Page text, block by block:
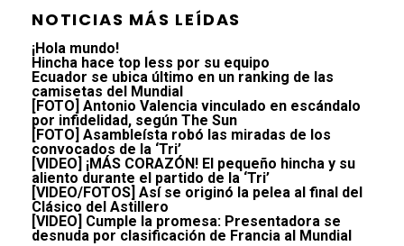
NOTICIAS MÁS LEÍDAS
¡Hola mundo!
Hincha hace top less por su equipo
Ecuador se ubica último en un ranking de las
camisetas del Mundial
[FOTO] Antonio Valencia vinculado en escándalo
por infidelidad, según The Sun
[FOTO] Asambleísta robó las miradas de los
convocados de la ‘Tri’
[VIDEO] ¡MÁS CORAZÓN! El pequeño hincha y su
aliento durante el partido de la ‘Tri’
[VIDEO/FOTOS] Así se originó la pelea al final del
Clásico del Astillero
[VIDEO] Cumple la promesa: Presentadora se
desnuda por clasificación de Francia al Mundial